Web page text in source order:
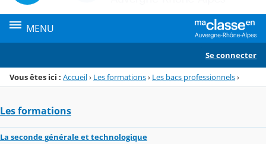
MENU
Se connecter
Vous êtes ici : Accueil› Les formations› Les bacs professionnels›
Les formations
La seconde générale et technologique